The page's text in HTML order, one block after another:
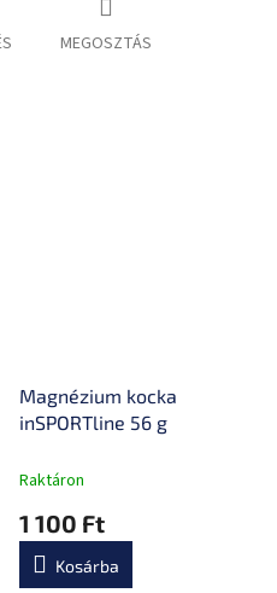
MEGOSZTÁS
Magnézium kocka
inSPORTline 56 g
Raktáron
1 100 Ft
Kosárba